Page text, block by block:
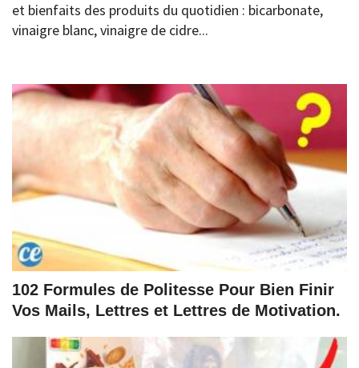
et bienfaits des produits du quotidien : bicarbonate,
vinaigre blanc, vinaigre de cidre...
102 Formules de Politesse Pour Bien Finir
Vos Mails, Lettres et Lettres de Motivation.